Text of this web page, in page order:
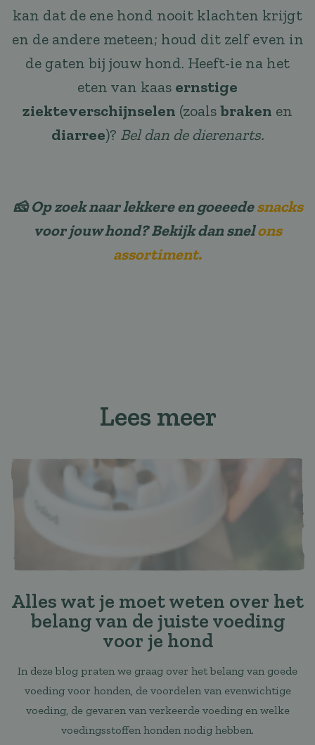
kan dat de ene hond nooit klachten krijgt
en de andere meteen; houd dit zelf even in
de gaten bij jouw hond. Heeft-ie na het
eten van kaas ernstige
ziekteverschijnselen (zoalsbraken en
diarree)? Bel dan de dierenarts.
🧀 Op zoek naar lekkere en goeeedesnacks
voor jouw hond? Bekijk dan snelons
assortiment.
Lees meer
Alles wat je moet weten over het
belang van de juiste voeding
voor je hond
In deze blog praten we graag over het belang van goede
voeding voor honden, de voordelen van evenwichtige
voeding, de gevaren van verkeerde voeding en welke
voedingsstoffen honden nodig hebben.